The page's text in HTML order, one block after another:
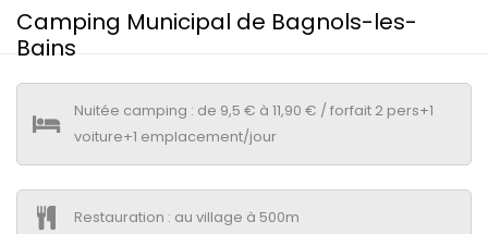
Camping Municipal de Bagnols-les-
Bains
Nuitée camping : de 9,5 € à 11,90 € / forfait 2 pers+1
voiture+1 emplacement/jour
Restauration : au village à 500m